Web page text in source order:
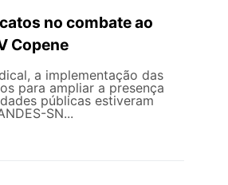
no combate ao
Copene
a implementação das
para ampliar a presença
públicas estiveram
SN...